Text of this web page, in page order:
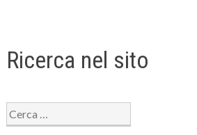
Ricerca nel sito
Ricerca
per: